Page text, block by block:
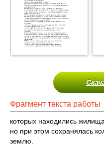
Фрагмент текста работы
которых находились
но при этом сохранялась
землю.